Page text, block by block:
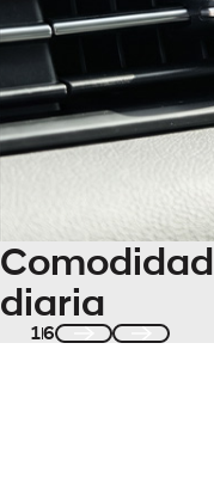
Comodidad
diaria
16